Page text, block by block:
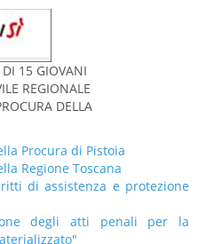
DI 15 GIOVANI
REGIONALE
DELLA
Procura di Pistoia
Regione Toscana
di assistenza e protezione
degli atti penali per la